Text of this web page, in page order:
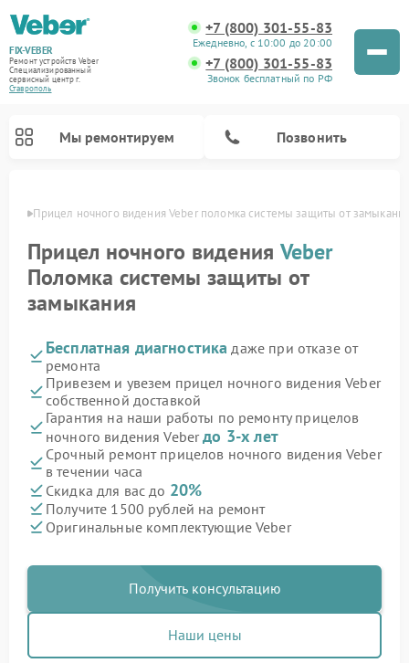
FIX-VEBER
Ремонт устройств Veber
Специализированный
cервисный центр г.
Ставрополь
+7 (800) 301-55-83
Ежедневно, с 10:00 до 20:00
+7 (800) 301-55-83
Звонок бесплатный по РФ
Мы ремонтируем Позвонить
Прицел ночного видения Veber поломка системы защиты от
Прицел ночного видения Veber
Поломка системы защиты от
замыкания
Бесплатная диагностика даже при отказе от
ремонта
Привезем и увезем прицел ночного видения Veber
собственной доставкой
Гарантия на наши работы по ремонту прицелов
ночного видения Veberдо 3-х лет
Срочный ремонт прицелов ночного видения Veber
в течении часа
Скидка для вас до 20%
Получите 1500 рублей на ремонт
Оригинальные комплектующие Veber
Получить консультацию
Наши цены